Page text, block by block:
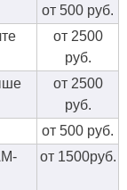
от 500 руб.
от 2500
руб.
от 2500
руб.
от 500 руб.
от 1500руб.